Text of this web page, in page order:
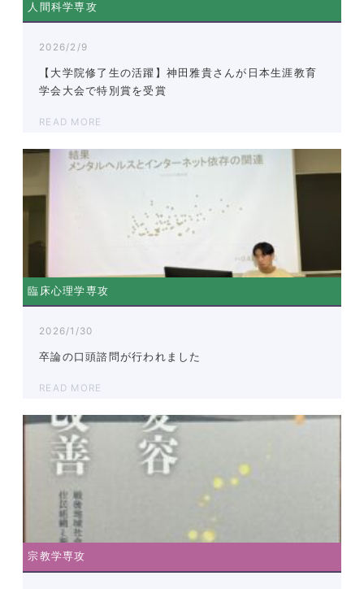
人間科学専攻
2026/2/9
【大学院修了生の活躍】神田雅貴さんが日本生涯教育
学会大会で特別賞を受賞
READ MORE
臨床心理学専攻
2026/1/30
卒論の口頭諮問が行われました
READ MORE
宗教学専攻